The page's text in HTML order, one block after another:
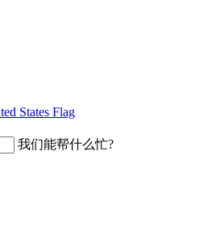
我们能帮什么忙?